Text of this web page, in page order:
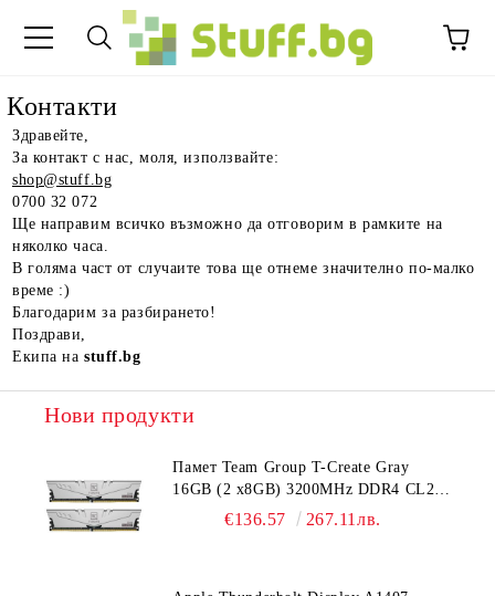
Контакти
Здравейте,
За контакт с нас, моля, използвайте:
shop@stuff.bg
0700 32 072
Ще направим всичко възможно да отговорим в рамките на
няколко часа.
В голяма част от случаите това ще отнеме значително по-малко
време :)
Благодарим за разбирането!
Поздрави,
Екипа наstuff.bg
Нови продукти
Памет Team Group T-Create Gray
16GB (2 x8GB) 3200MHz DDR4 CL22-
22-22-52 1.2V
€136.57 267.11лв.